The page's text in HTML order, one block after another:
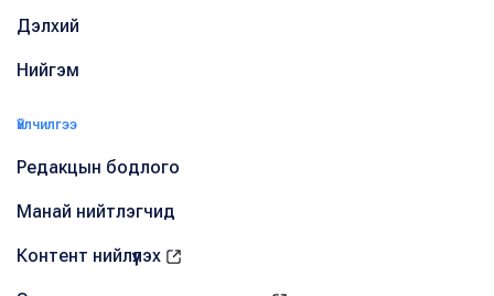
Дэлхий
Нийгэм
Үйлчилгээ
Редакцын бодлого
Манай нийтлэгчид
Контент нийлүүлэх